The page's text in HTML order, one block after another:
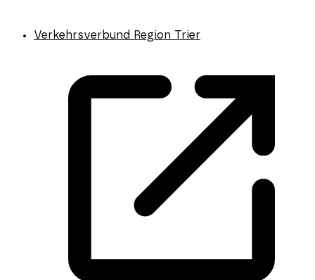
Verkehrsverbund Region Trier